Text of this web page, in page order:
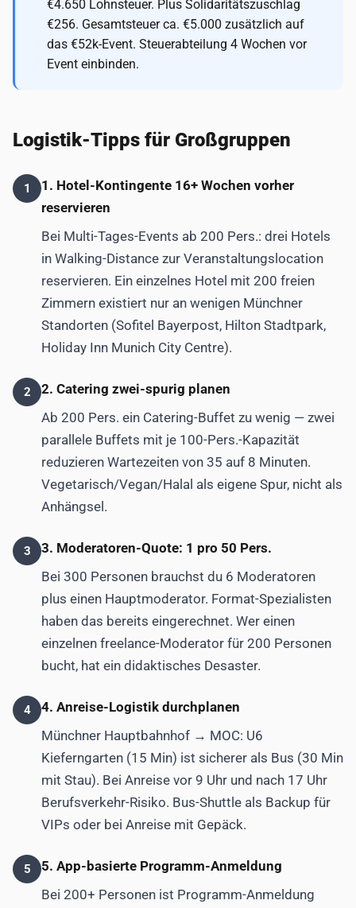
€4.650 Lohnsteuer. Plus Solidaritätszuschlag
€256. Gesamtsteuer ca. €5.000 zusätzlich auf
das €52k-Event. Steuerabteilung 4 Wochen vor
Event einbinden.
Logistik-Tipps für Großgruppen
1
1. Hotel-Kontingente 16+ Wochen vorher
reservieren
Bei Multi-Tages-Events ab 200 Pers.: drei Hotels
in Walking-Distance zur Veranstaltungslocation
reservieren. Ein einzelnes Hotel mit 200 freien
Zimmern existiert nur an wenigen Münchner
Standorten (Sofitel Bayerpost, Hilton Stadtpark,
Holiday Inn Munich City Centre).
2
2. Catering zwei-spurig planen
Ab 200 Pers. ein Catering-Buffet zu wenig — zwei
parallele Buffets mit je 100-Pers.-Kapazität
reduzieren Wartezeiten von 35 auf 8 Minuten.
Vegetarisch/Vegan/Halal als eigene Spur, nicht als
Anhängsel.
3
3. Moderatoren-Quote: 1 pro 50 Pers.
Bei 300 Personen brauchst du 6 Moderatoren
plus einen Hauptmoderator. Format-Spezialisten
haben das bereits eingerechnet. Wer einen
einzelnen freelance-Moderator für 200 Personen
bucht, hat ein didaktisches Desaster.
4
4. Anreise-Logistik durchplanen
Münchner Hauptbahnhof → MOC: U6
Kieferngarten (15 Min) ist sicherer als Bus (30 Min
mit Stau). Bei Anreise vor 9 Uhr und nach 17 Uhr
Berufsverkehr-Risiko. Bus-Shuttle als Backup für
VIPs oder bei Anreise mit Gepäck.
5
5. App-basierte Programm-Anmeldung
Bei 200+ Personen ist Programm-Anmeldung